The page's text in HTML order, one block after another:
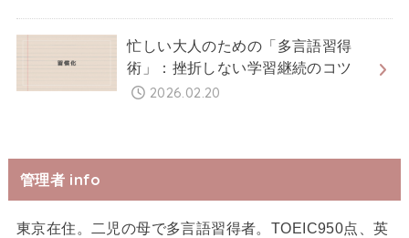
忙しい大人のための「多言語習得
術」：挫折しない学習継続のコツ
2026.02.20
管理者 info
東京在住。二児の母で多言語習得者。TOEIC950点、英